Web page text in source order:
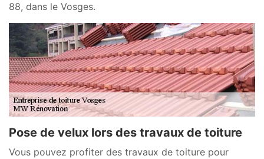
88, dans le Vosges.
Pose de velux lors des travaux de toiture
Vous pouvez profiter des travaux de toiture pour